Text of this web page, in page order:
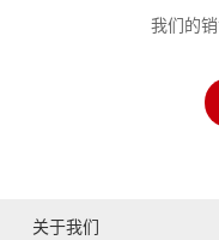
我们的
关于我们